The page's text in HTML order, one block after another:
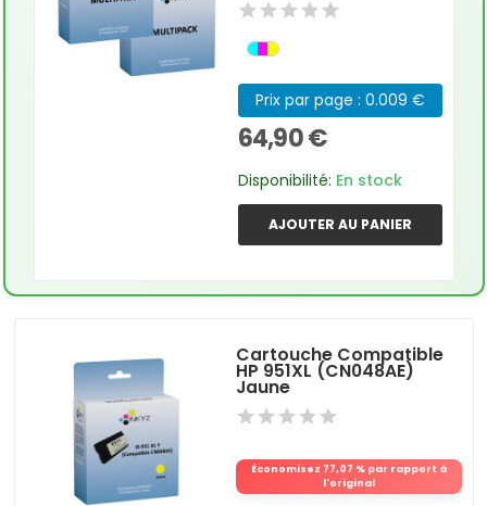
Prix par page : 0.009 €
64,90 €
Disponibilité: En stock
AJOUTER AU PANIER
Cartouche Compatible
HP 951XL (CN048AE)
Jaune
Économisez 77,07 % par rapport à
l'original